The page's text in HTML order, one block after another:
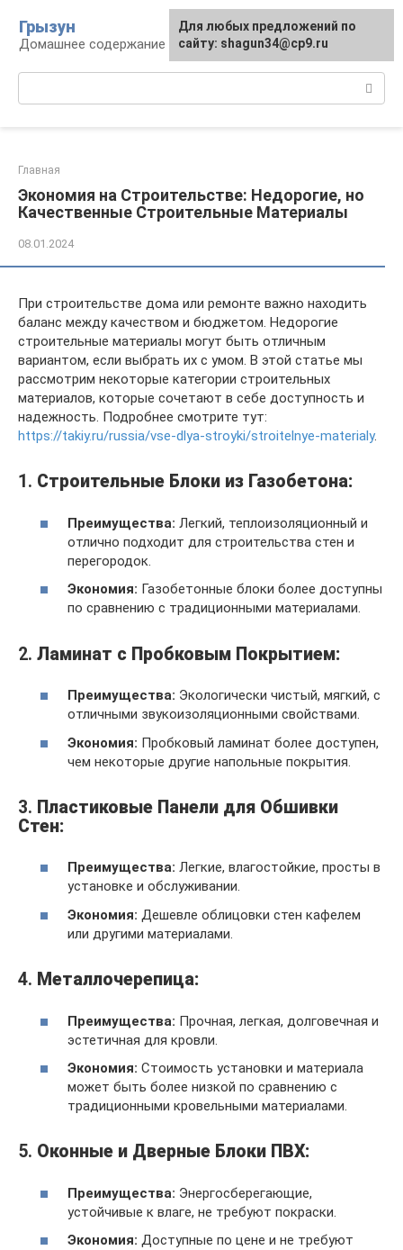
контенту
Грызун
Домашнее содержание грызунов
Главная
Экономия на Строительстве: Недорогие, но
Качественные Строительные Материалы
08.01.2024
При строительстве дома или ремонте важно находить
баланс между качеством и бюджетом. Недорогие
строительные материалы могут быть отличным
вариантом, если выбрать их с умом. В этой статье мы
рассмотрим некоторые категории строительных
материалов, которые сочетают в себе доступность и
надежность. Подробнее смотрите тут:
https://takiy.ru/russia/vse-dlya-stroyki/stroitelnye-materialy.
1. Строительные Блоки из Газобетона:
Преимущества: Легкий, теплоизоляционный и
отлично подходит для строительства стен и
перегородок.
Экономия: Газобетонные блоки более доступны
по сравнению с традиционными материалами.
2. Ламинат с Пробковым Покрытием:
Преимущества: Экологически чистый, мягкий, с
отличными звукоизоляционными свойствами.
Экономия: Пробковый ламинат более доступен,
чем некоторые другие напольные покрытия.
3. Пластиковые Панели для Обшивки
Стен:
Преимущества: Легкие, влагостойкие, просты в
установке и обслуживании.
Экономия: Дешевле облицовки стен кафелем
или другими материалами.
4. Металлочерепица:
Преимущества: Прочная, легкая, долговечная и
эстетичная для кровли.
Экономия: Стоимость установки и материала
может быть более низкой по сравнению с
традиционными кровельными материалами.
5. Оконные и Дверные Блоки ПВХ:
Преимущества: Энергосберегающие,
устойчивые к влаге, не требуют покраски.
Экономия: Доступные по цене и не требуют
Для любых предложений по
сайту: shagun34@cp9.ru